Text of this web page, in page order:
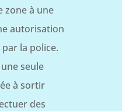
zone à une
autorisation
la police.
seule
à sortir
des